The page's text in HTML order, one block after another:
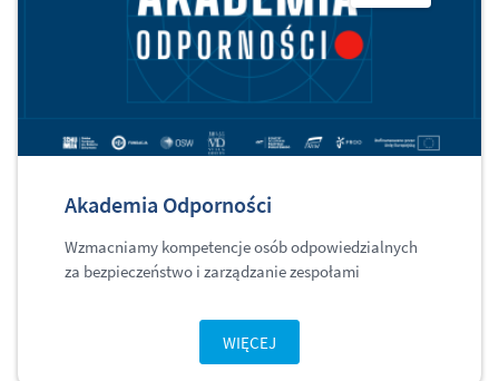
Akademia Odporności
Wzmacniamy kompetencje osób odpowiedzialnych
za bezpieczeństwo i zarządzanie zespołami
WIĘCEJ